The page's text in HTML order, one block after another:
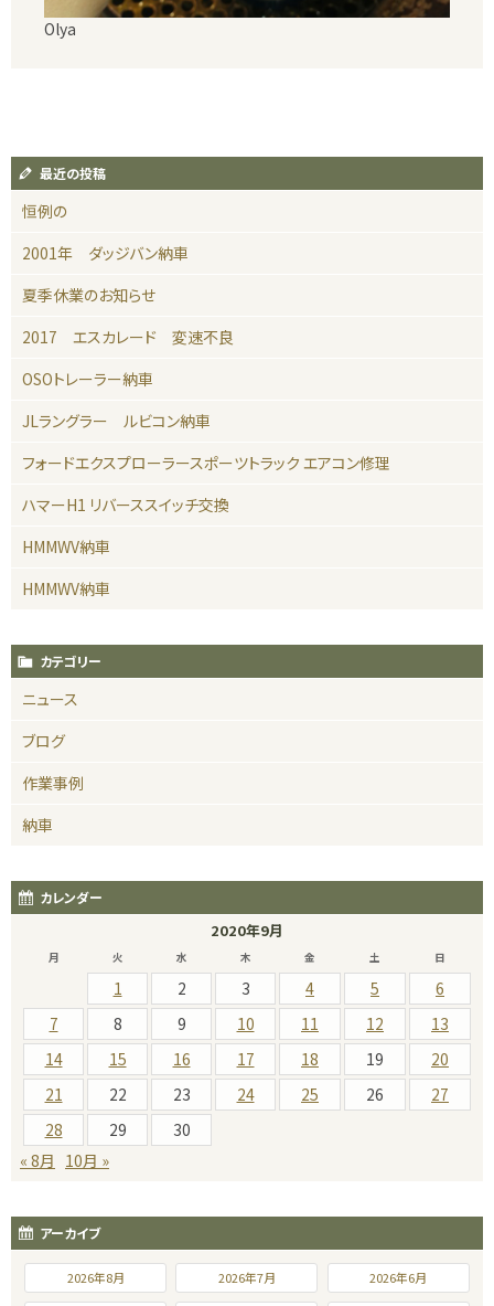
Olya
最近の投稿
恒例の
2001年 ダッジバン納車
夏季休業のお知らせ
2017 エスカレード 変速不良
OSOトレーラー納車
JLラングラー ルビコン納車
フォードエクスプローラースポーツトラック エアコン修理
ハマーH1 リバーススイッチ交換
HMMWV納車
HMMWV納車
カテゴリー
ニュース
ブログ
作業事例
納車
カレンダー
2020年9月
月 火 水 木 金 土 日
1 2 3 4 5
6
7
8 9 10 11 12
13
14
15 16 17 18 19
20
21
22 23 24 25 26
27
28
29
30
« 8月 10月 »
アーカイブ
2026年8月 2026年7月 2026年6月